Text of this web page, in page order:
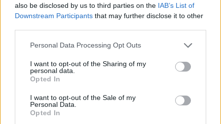
also be disclosed by us to third parties on the IAB’s List of
Downstream Participants that may further disclose it to other
Please note that this website/app uses one or more Google
not limited to your visit or usage behaviour. You may click to
grant or deny consent to Google and its third-party tags to
use your data for below specified purposes in below Google
consent section.
Personal Data Processing Opt Outs
I want to opt-out of the Sharing of my
personal data.
Opted In
I want to opt-out of the Sale of my
Personal Data.
Opted In
Fashion
Τι φόρεσε η Ζέτα Μακρυπούλια στην
πρεμιέρα του Just The 2 Οf Us;
News,Μαλλια
Σου έχουμε αποκλειστική φωτό από το